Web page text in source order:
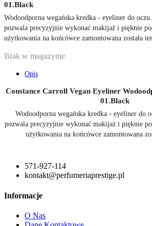
01.Black
Wodoodporna wegańska kredka - eyeliner do
pozwala precyzyjnie wykonać makijaż i pięknie
użytkowania na końcówce zamontowana została
Brak w magazynie
Opis
Constance Carroll Vegan Eyeliner
01.Black
Wodoodporna wegańska kredka - eyeliner do
pozwala precyzyjnie wykonać makijaż i pięknie
użytkowania na końcówce zamontowana
571-927-114
kontakt@perfumeriaprestige.pl
Informacje
O Nas